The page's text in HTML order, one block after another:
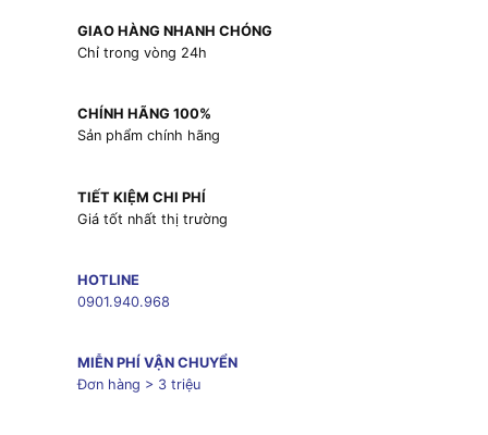
GIAO HÀNG NHANH CHÓNG
Chỉ trong vòng 24h
CHÍNH HÃNG 100%
Sản phẩm chính hãng
TIẾT KIỆM CHI PHÍ
Giá tốt nhất thị trường
HOTLINE
0901.940.968
MIỄN PHÍ VẬN CHUYỂN
Đơn hàng > 3 triệu